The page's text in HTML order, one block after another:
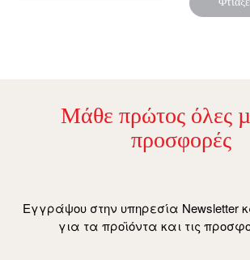
Μάθε πρώτος όλες
προσφορές
Εγγράψου στην υπηρεσία Newsletter
για τα προϊόντα και τις